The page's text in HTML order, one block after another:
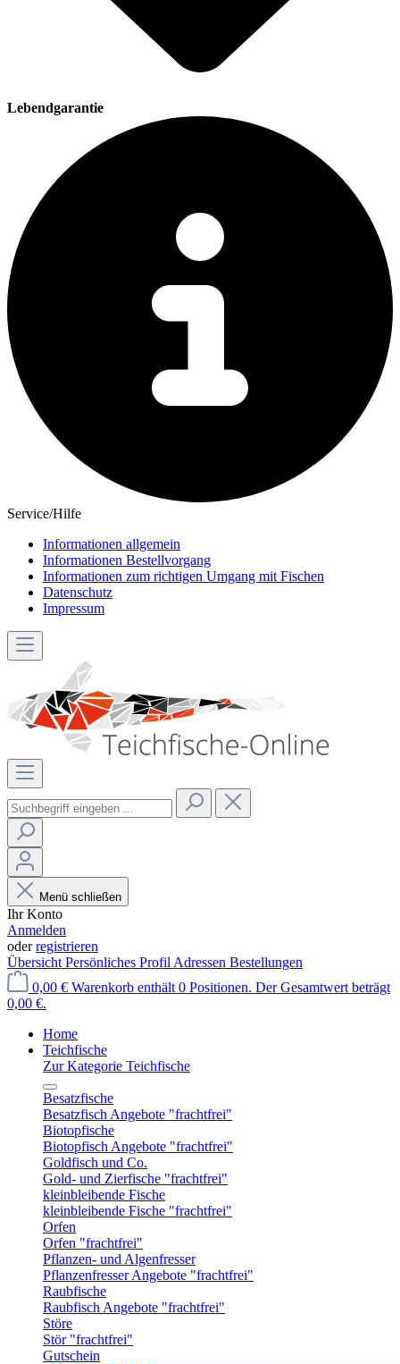
Lebendgarantie
Service/Hilfe
Informationen allgemein
Informationen Bestellvorgang
Informationen zum richtigen Umgang mit Fischen
Datenschutz
Impressum
Menü schließen
Ihr Konto
Anmelden
oderregistrieren
Übersicht Persönliches Profil Adressen Bestellungen
0,00 € Warenkorb enthält 0 Positionen. Der Gesamtwert beträgt
0,00 €.
Home
Teichfische
Zur Kategorie Teichfische
Besatzfische
Besatzfisch Angebote "frachtfrei"
Biotopfische
Biotopfisch Angebote "frachtfrei"
Goldfisch und Co.
Gold- und Zierfische "frachtfrei"
kleinbleibende Fische
kleinbleibende Fische "frachtfrei"
Orfen
Orfen "frachtfrei"
Pflanzen- und Algenfresser
Pflanzenfresser Angebote "frachtfrei"
Raubfische
Raubfisch Angebote "frachtfrei"
Störe
Stör "frachtfrei"
Gutschein